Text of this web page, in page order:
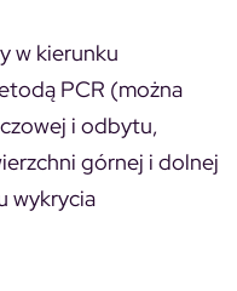
w kierunku
PCR (można
i odbytu,
górnej i dolnej
wykrycia